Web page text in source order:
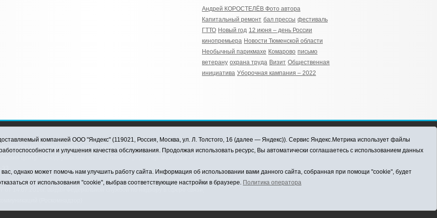
Андрей КОРОСТЕЛЁВ Фото автора
Капитальный ремонт бал прессы фестиваль
ГТТО Новый год 12 июня – день России
кинопремьера Новости Тюменской области
Необычный парикмахе Комарово письмо
ветерану охрана труда Визит Общественная
инициатива Уборочная кампания – 2022
муниципального округа, 2026
компанией ООО "Яндекс" (119021, Россия, Москва, ул. Л. Толстого, 16 (далее — Яндекс)). Сервис Яндекс.Метрика использует файлы
и улучшения качества обслуживания. Продолжая использовать ресурс, Вы автоматически соглашаетесь с использованием данных
однако может помочь нам улучшить работу сайта. Информация об использовании вами данного сайта, собранная при помощи "cookie", будет
от использования "cookie", выбрав соответствующие настройки в браузере. Политика оператора